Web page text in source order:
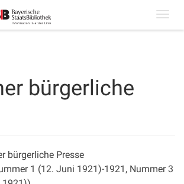
bürgerliche
bürgerliche Presse
1 (12. Juni 1921)-1921, Nummer 3